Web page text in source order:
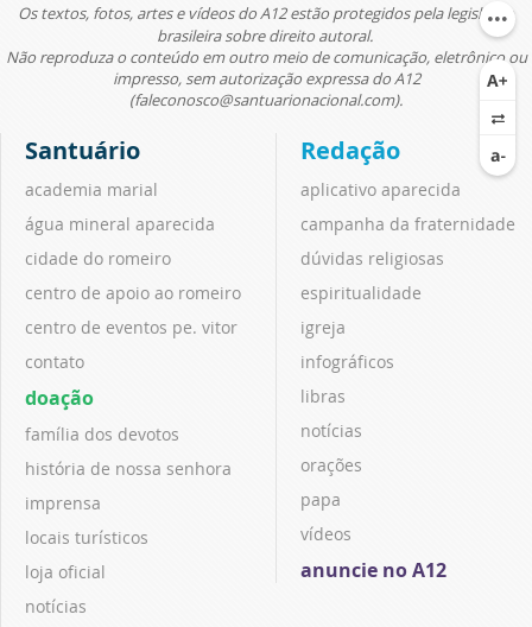
Os textos, fotos, artes e vídeos do A12 estão protegidos pela legislação
brasileira sobre direito autoral.
Não reproduza o conteúdo em outro meio de comunicação, eletrônico ou
impresso, sem autorização expressa do A12
(faleconosco@santuarionacional.com).
Santuário
academia marial
água mineral aparecida
cidade do romeiro
centro de apoio ao romeiro
centro de eventos pe. vitor
contato
doação
família dos devotos
história de nossa senhora
imprensa
locais turísticos
loja oficial
notícias
Redação
aplicativo aparecida
campanha da fraternidade
dúvidas religiosas
espiritualidade
igreja
infográficos
libras
notícias
orações
papa
vídeos
anuncie no A12